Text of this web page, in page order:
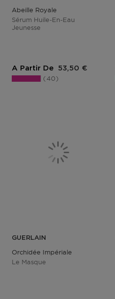
Abeille Royale
Sérum Huile-En-Eau
Jeunesse
A Partir De Prix du produit
53,50 €
40
GUERLAIN
Orchidée Impériale
Le Masque